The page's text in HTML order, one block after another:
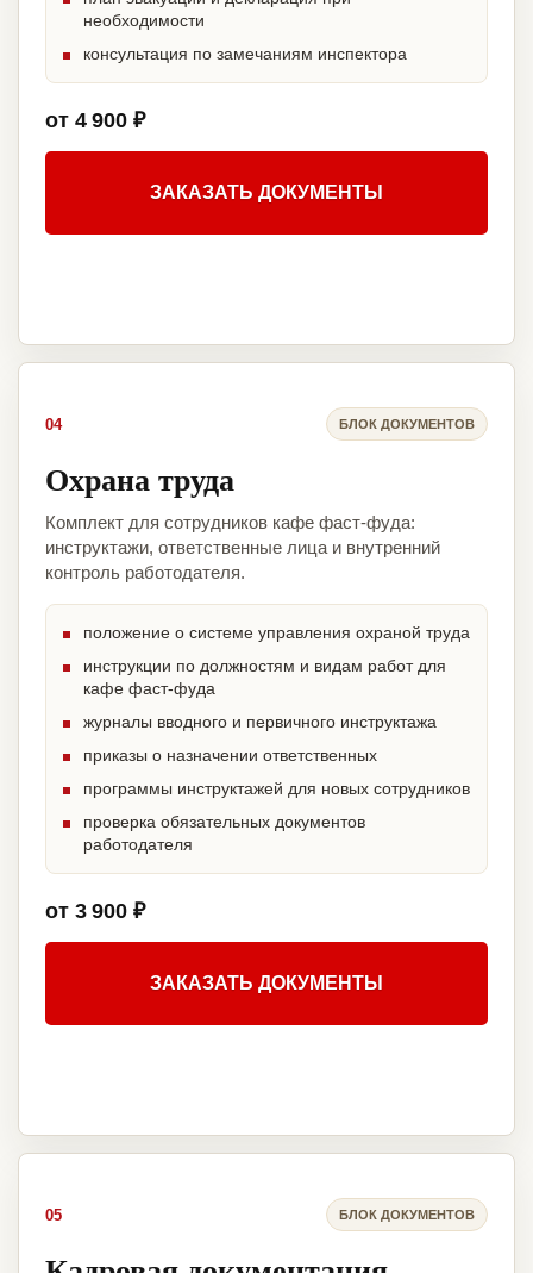
необходимости
консультация по замечаниям инспектора
от 4 900 ₽
ЗАКАЗАТЬ ДОКУМЕНТЫ
04 БЛОК ДОКУМЕНТОВ
Охрана труда
Комплект для сотрудников кафе фаст-фуда:
инструктажи, ответственные лица и внутренний
контроль работодателя.
положение о системе управления охраной труда
инструкции по должностям и видам работ для
кафе фаст-фуда
журналы вводного и первичного инструктажа
приказы о назначении ответственных
программы инструктажей для новых сотрудников
проверка обязательных документов
работодателя
от 3 900 ₽
ЗАКАЗАТЬ ДОКУМЕНТЫ
05 БЛОК ДОКУМЕНТОВ